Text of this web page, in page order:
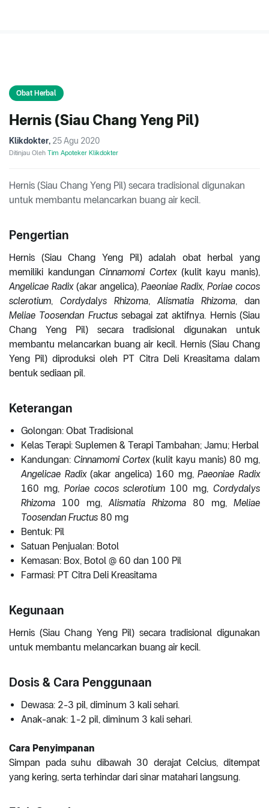
Obat Herbal
Hernis (Siau Chang Yeng Pil)
Klikdokter, 25 Agu 2020
Ditinjau Oleh Tim Apoteker Klikdokter
Hernis (Siau Chang Yeng Pil) secara tradisional digunakan
untuk membantu melancarkan buang air kecil.
Pengertian
Hernis (Siau Chang Yeng Pil) adalah obat herbal yang
memiliki kandunganCinnamomi Cortex(kulit kayu manis),
Angelicae Radix(akar angelica),Paeoniae Radix,Poriae cocos
sclerotium, Cordydalys Rhizoma, Alismatia Rhizoma, dan
Meliae Toosendan Fructussebagai zat aktifnya. Hernis (Siau
Chang Yeng Pil) secara tradisional digunakan untuk
membantu melancarkan buang air kecil. Hernis (Siau Chang
Yeng Pil) diproduksi oleh PT Citra Deli Kreasitama dalam
bentuk sediaan pil.
Keterangan
Golongan: Obat Tradisional
Kelas Terapi: Suplemen & Terapi Tambahan; Jamu; Herbal
Kandungan: Cinnamomi Cortex(kulit kayu manis) 80 mg,
Angelicae Radix(akar angelica) 160 mg,Paeoniae Radix
160 mg, Poriae cocos sclerotium 100 mg,Cordydalys
Rhizoma 100 mg, Alismatia Rhizoma 80 mg, Meliae
Toosendan Fructus 80 mg
Bentuk: Pil
Satuan Penjualan: Botol
Kemasan: Box, Botol @ 60 dan 100 Pil
Farmasi: PT Citra Deli Kreasitama
Kegunaan
Hernis (Siau Chang Yeng Pil) secara tradisional digunakan
untuk membantu melancarkan buang air kecil.
Dosis & Cara Penggunaan
Dewasa: 2-3 pil, diminum 3 kali sehari.
Anak-anak: 1-2 pil, diminum 3 kali sehari.
Cara Penyimpanan
Simpan pada suhu dibawah 30 derajat Celcius, ditempat
yang kering, serta terhindar dari sinar matahari langsung.